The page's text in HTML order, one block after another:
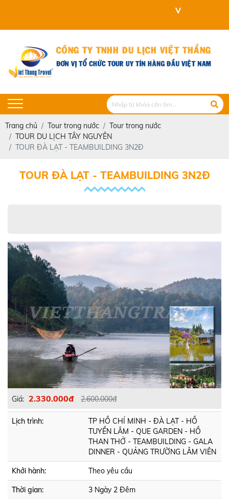
VIET THANG TRAVEL
Trang chủ Tour trong nước
Tour trong nước
TOUR DU LỊCH TÂY NGUYÊN
TOUR ĐÀ LẠT - TEAMBUILDING 3N2Đ
TOUR ĐÀ LẠT - TEAMBUILDING 3N2Đ
Giá: 2.330.000đ 2.600.000đ
Lịch trình:
TP HỒ CHÍ MINH - ĐÀ LẠT - HỒ
TUYỀN LÂM - QUE GARDEN - HỒ
THAN THỞ - TEAMBUILDING - GALA
DINNER - QUẢNG TRƯỜNG LÂM VIÊN
Khởi hành: Theo yêu cầu
Thời gian: 3 Ngày 2 Đêm